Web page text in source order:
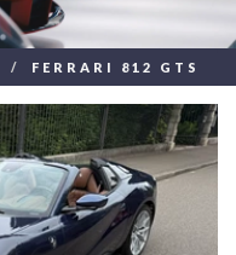
FERRARI 812 GTS